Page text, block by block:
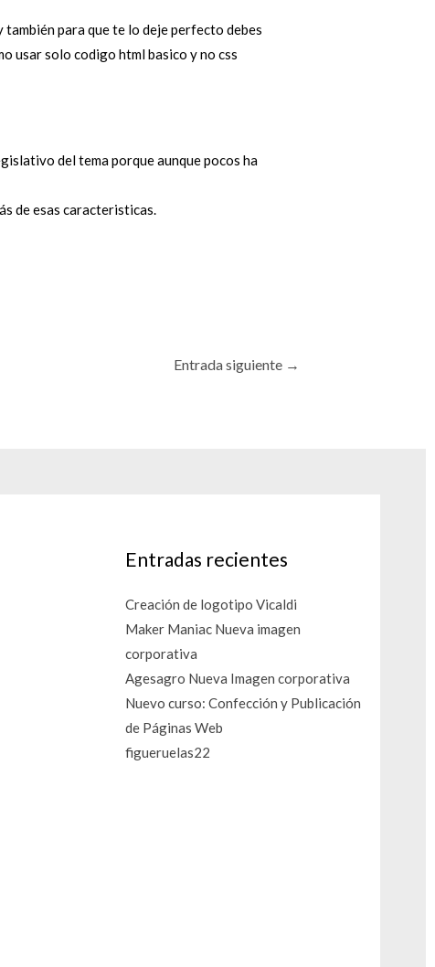
también para que te lo deje perfecto debes
usar solo codigo html basico y no css
del tema porque aunque pocos ha
de esas caracteristicas.
Entrada siguiente →
Entradas recientes
Creación de logotipo Vicaldi
Maker Maniac Nueva imagen
corporativa
Agesagro Nueva Imagen corporativa
Nuevo curso: Confección y Publicación
de Páginas Web
figueruelas22